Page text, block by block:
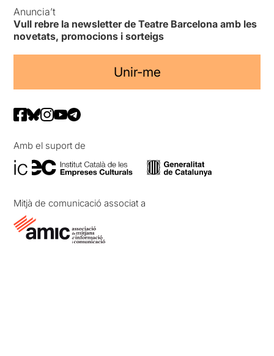
Anuncia’t
Vull rebre la newsletter de Teatre Barcelona amb les
novetats, promocions i sorteigs
Unir-me
Amb el suport de
Mitjà de comunicació associat a